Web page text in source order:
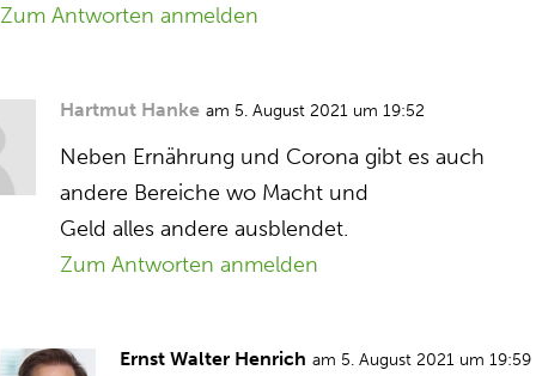
Zum Antworten anmelden
Hartmut Hanke am 5. August 2021 um 19:52
Neben Ernährung und Corona gibt es auch
andere Bereiche wo Macht und
Geld alles andere ausblendet.
Zum Antworten anmelden
Ernst Walter Henrich am 5. August 2021 um 19:59